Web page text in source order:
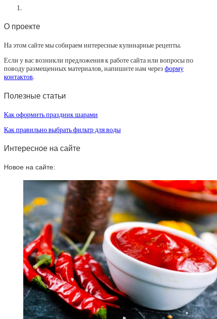
О проекте
На этом сайте мы собираем интересные кулинарные рецепты.
Если у вас возникли предложения к работе сайта или вопросы по
поводу размещенных материалов, напишите нам через форму
контактов.
Полезные статьи
Как оформить праздник шарами
Как правильно выбрать фильтр для воды
Интересное на сайте
Новое на сайте: